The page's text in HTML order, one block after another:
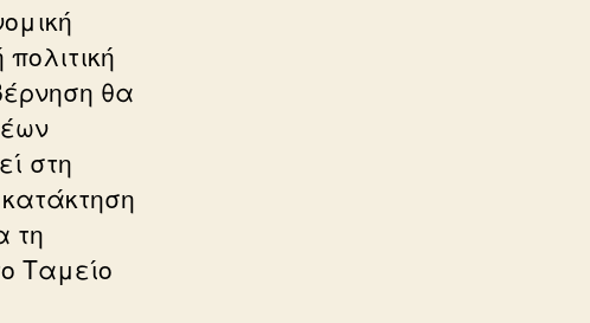
θα
στη
τη
Ταμείο